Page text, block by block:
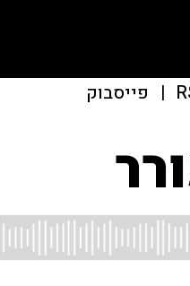
| פייסבוק